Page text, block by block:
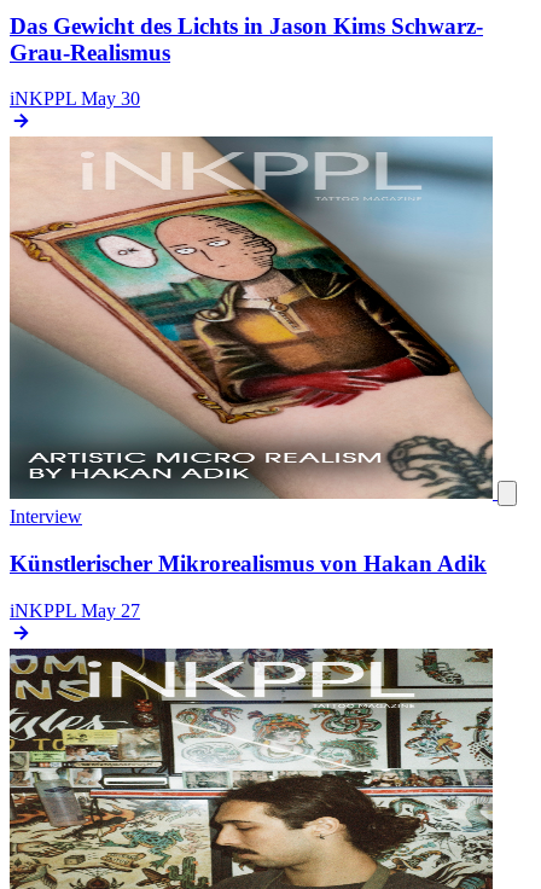
Das Gewicht des Lichts in Jason Kims Schwarz-
Grau-Realismus
iNKPPL May 30
Interview
Künstlerischer Mikrorealismus von Hakan Adik
iNKPPL May 27